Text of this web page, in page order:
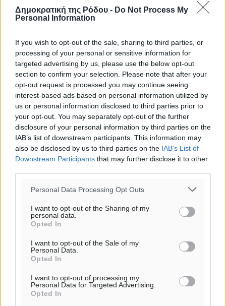
Δημοκρατική της Ρόδου - Do Not Process My
Personal Information
If you wish to opt-out of the sale, sharing to third parties, or
processing of your personal or sensitive information for
targeted advertising by us, please use the below opt-out
section to confirm your selection. Please note that after your
opt-out request is processed you may continue seeing
interest-based ads based on personal information utilized by
us or personal information disclosed to third parties prior to
your opt-out. You may separately opt-out of the further
disclosure of your personal information by third parties on the
IAB’s list of downstream participants. This information may
also be disclosed by us to third parties on the IAB’s List of
Downstream Participants that may further disclose it to other
Personal Data Processing Opt Outs
I want to opt-out of the Sharing of my
personal data.
Opted In
I want to opt-out of the Sale of my
Personal Data.
Opted In
I want to opt-out of processing my
Personal Data for Targeted Advertising.
Opted In
ΠΕ